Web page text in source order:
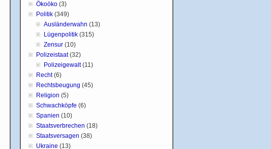
Ökoöko (3)
Politik (349)
Ausländerwahn (13)
Lügenpolitik (315)
Zensur (10)
Polizeistaat(32)
Polizeigewalt(11)
Recht(6)
Rechtsbeugung (45)
Religion (5)
Schwachköpfe (6)
Spanien (10)
Staatsverbrechen (18)
Staatsversagen (38)
Ukraine (13)